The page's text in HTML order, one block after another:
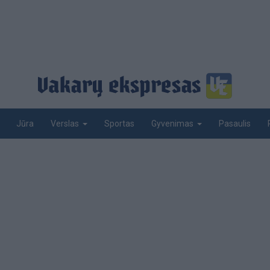
Jūra Verslas Sportas Gyvenimas Pasaulis